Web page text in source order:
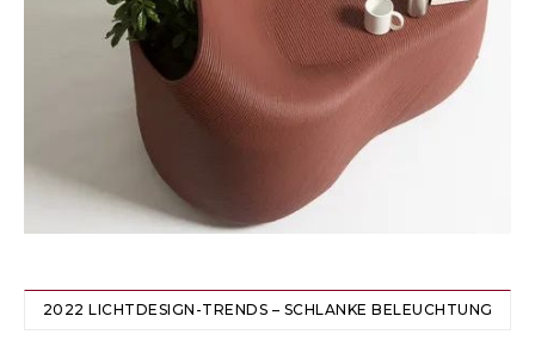
2022 LICHTDESIGN-TRENDS – SCHLANKE BELEUCHTUNG